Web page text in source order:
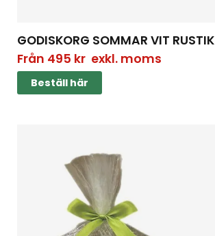
GODISKORG SOMMAR VIT RUSTIK
Från 495 krexkl. moms
Beställ här